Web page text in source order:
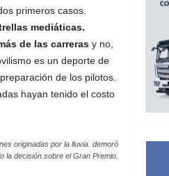
primeros casos.
mediáticas.
de las carrerasy no,
es un deporte de
de los pilotos.
hayan tenido el costo
originadas por la lluvia. demoró
la decisión sobre el Gran Premio.